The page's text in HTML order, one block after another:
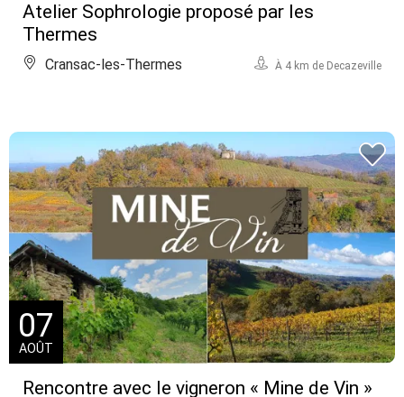
Atelier Sophrologie proposé par les
Thermes
Cransac-les-Thermes À 4 km de Decazeville
Rencontre avec le vigneron « Mine de Vin »
07
AOÛT